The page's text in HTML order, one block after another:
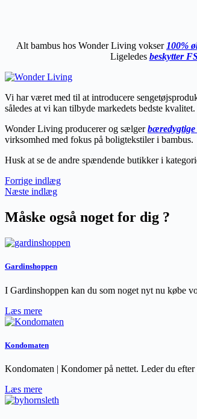
Alt bambus hos Wonder Living vokser100%
Ligeledes beskytter
Vi har været med til at introducere
således at vi kan tilbyde markedets bedste kvalitet.
Wonder Living producerer og sælgerbæredygtige
virksomhed med fokus på boligtekstiler i bambus.
Husk at se de andre spændende butikker i
Forrige indlæg
Næste indlæg
Måske også noget for dig ?
Gardinshoppen
I Gardinshoppen kan du som noget nyt nu købe
Læs mere
Kondomaten
Kondomaten | Kondomer på nettet. Leder du
Læs mere